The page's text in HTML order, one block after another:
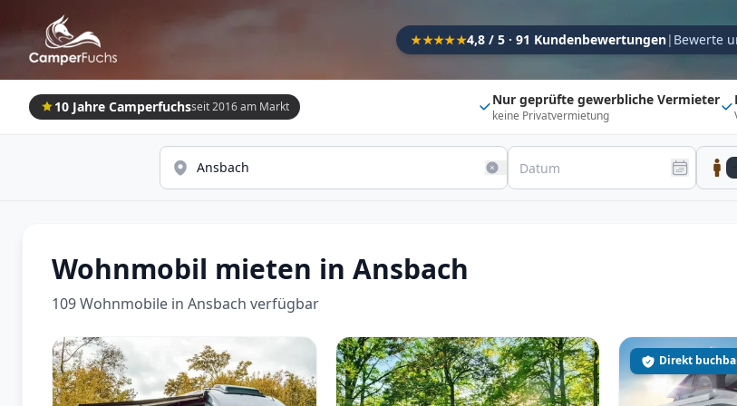
★★★★★4,8 / 5 · 91 Kundenbewertungen| Bewerte
10 Jahre Camperfuchsseit 2016 am Markt Nur geprüfte gewerbliche Vermieter
keine Privatvermietung
Sitzplätze
Schlafplätze
Flexibel (±3 Tage)
Teil-Integriert Wohnwagen
Wohnmobil mieten in Ansbach
109 Wohnmobile in Ansbach verfügbar
Direkt